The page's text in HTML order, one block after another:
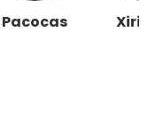
Pacocas